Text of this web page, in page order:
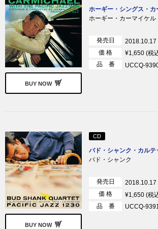
BUY NOW
ホーギー・シングス・カ
ホーギー・カーマイケル
発売日
2018.10.17
価 格
¥1,650 (税
品 番
UCCQ-
BUY NOW
CD
バド・シャンク・カルテ
バド・シャンク
発売日
2018.10.17
価 格
¥1,650 (税
品 番
UCCQ-